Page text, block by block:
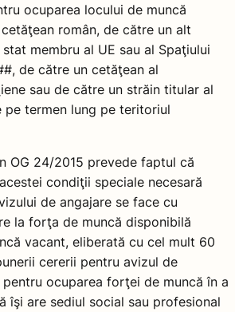
ocuparea locului de muncă
român, de către un alt
membru al UE sau al Spaţiului
de către un cetăţean al
sau de către un străin titular al
pe termen lung pe teritoriul
OG 24/2015 prevede faptul că
condiţii speciale necesară
de angajare se face cu
la forţa de muncă disponibilă
vacant, eliberată cu cel mult 60
cererii pentru avizul de
ocuparea forţei de muncă în a
îşi are sediul social sau profesional